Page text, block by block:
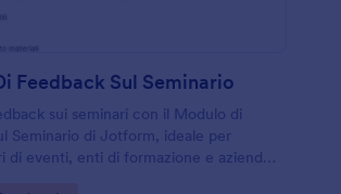
Feedback Sul Seminario
sui seminari con il Modulo di
Seminario di Jotform, ideale per
di eventi, enti di formazione e aziende